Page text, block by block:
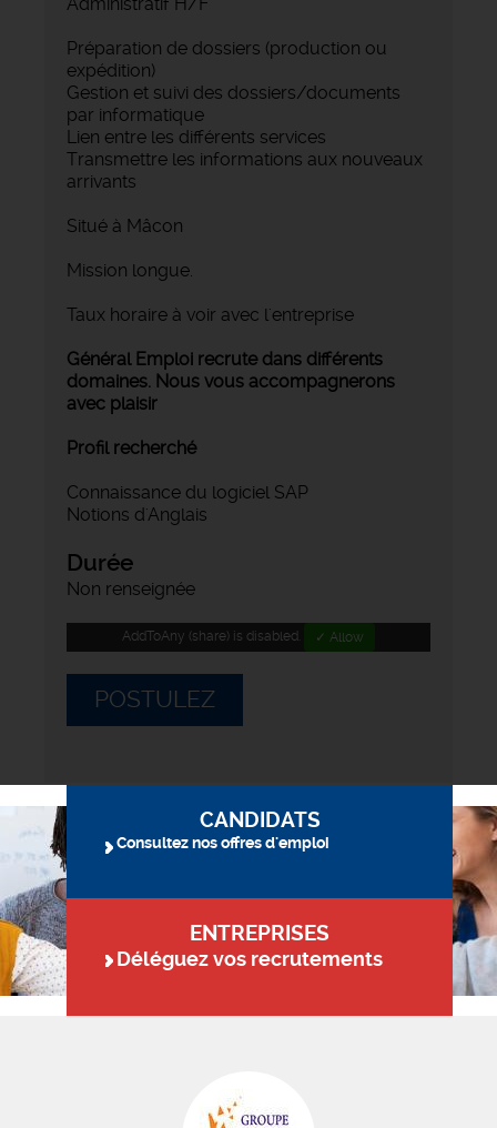
‍Préparation de dossiers (production ou
expédition)
‍Gestion et suivi des dossiers/documents
par informatique
‍Lien entre les différents services
‍Transmettre les informations aux nouveaux
arrivants
Situé à Mâcon
Mission longue.
Taux horaire à voir avec l'entreprise
Général Emploi recrute dans différents
domaines. Nous vous accompagnerons
avec plaisir
Profil recherché
Connaissance du logiciel SAP
Notions d'Anglais
Durée
Non renseignée
AddToAny (share) is disabled. ✓ Allow
POSTULEZ
CANDIDATS
Consultez nos offres d'emploi
ENTREPRISES
Déléguez vos recrutements